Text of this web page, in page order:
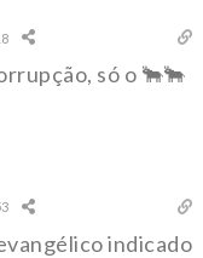
só o 🐂🐂
indicado